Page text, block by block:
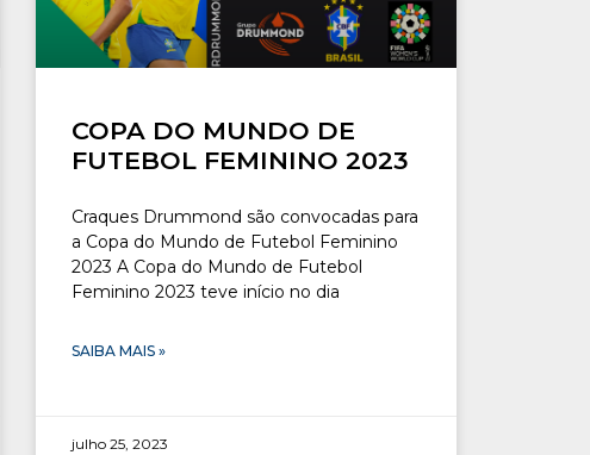
COPA DO MUNDO DE
FUTEBOL FEMININO 2023
Craques Drummond são convocadas para
a Copa do Mundo de Futebol Feminino
2023 A Copa do Mundo de Futebol
Feminino 2023 teve início no dia
SAIBA MAIS »
julho 25, 2023